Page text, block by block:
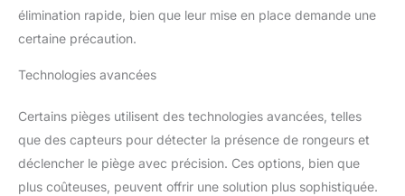
élimination rapide, bien que leur mise en place demande une
certaine précaution.
Technologies avancées
Certains pièges utilisent des technologies avancées, telles
que des capteurs pour détecter la présence de rongeurs et
déclencher le piège avec précision. Ces options, bien que
plus coûteuses, peuvent offrir une solution plus sophistiquée.